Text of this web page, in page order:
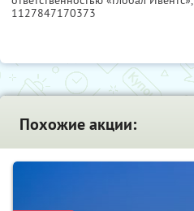
1127847170373
Похожие акции: